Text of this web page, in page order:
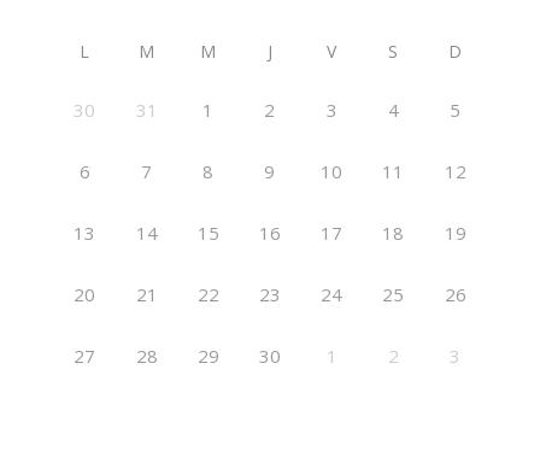
L M M J V S D
30 31 1 2 3 4 5
6 7 8 9 10 11 12
13 14 15 16 17 18 19
20 21 22 23 24 25 26
27 28 29 30 1 2 3